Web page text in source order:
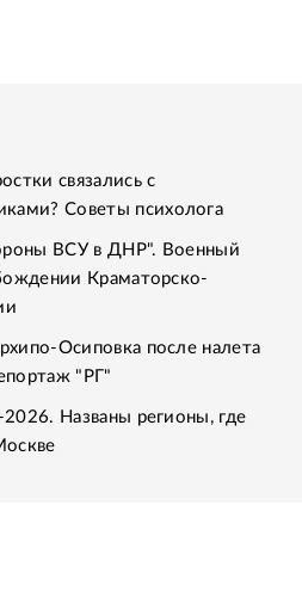
связались с
Советы психолога
ВСУ в ДНР". Военный
Краматорско-
Осиповка после налета
"РГ"
2026. Названы регионы, где